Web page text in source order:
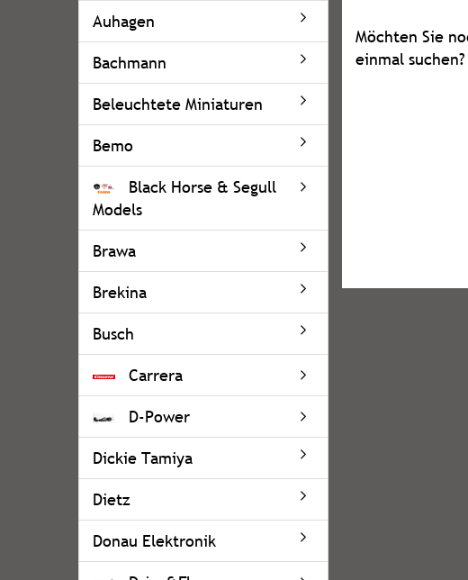
MÖCHTEN
SIE
NOCH
Möchten Sie
einmal suchen?
Auhagen
Bachmann
Beleuchtete Miniaturen
Bemo
Black Horse & Segull
Models
Brawa
Brekina
Busch
Carrera
D-Power
Dickie Tamiya
Dietz
Donau Elektronik